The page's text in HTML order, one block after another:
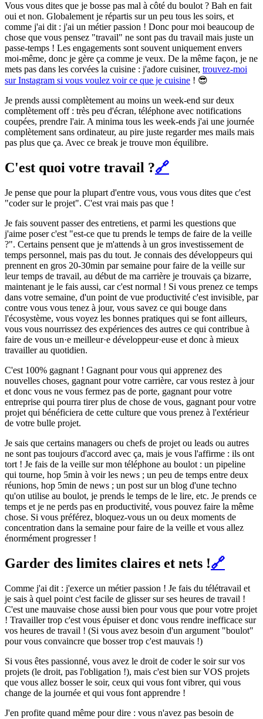
Vous vous dites que je bosse pas mal à côté du boulot ? Bah en fait
oui et non. Globalement je répartis sur un peu tous les soirs, et
comme j'ai dit : j'ai un métier passion ! Donc pour moi beaucoup de
chose que vous pensez "travail" ne sont pas du travail mais juste un
passe-temps ! Les engagements sont souvent uniquement envers
moi-même, donc je gère ça comme je veux. De la même façon, je ne
mets pas dans les corvées la cuisine : j'adore cuisiner, trouvez-moi
sur Instagram si vous voulez voir ce que je cuisine ! 😎
Je prends aussi complètement au moins un week-end sur deux
complètement off : très peu d'écran, téléphone avec notifications
coupées, prendre l'air. A minima tous les week-ends j'ai une journée
complètement sans ordinateur, au pire juste regarder mes mails mais
pas plus que ça. Avec ce break je trouve mon équilibre.
C'est quoi votre travail ?🔗
Je pense que pour la plupart d'entre vous, vous vous dites que c'est
"coder sur le projet". C'est vrai mais pas que !
Je fais souvent passer des entretiens, et parmi les questions que
j'aime poser c'est "est-ce que tu prends le temps de faire de la veille
?". Certains pensent que je m'attends à un gros investissement de
temps personnel, mais pas du tout. Je connais des développeurs qui
prennent en gros 20-30min par semaine pour faire de la veille sur
leur temps de travail, au début de ma carrière je trouvais ça bizarre,
maintenant je le fais aussi, car c'est normal ! Si vous prenez ce temps
dans votre semaine, d'un point de vue productivité c'est invisible, par
contre vous vous tenez à jour, vous savez ce qui bouge dans
l'écosystème, vous voyez les bonnes pratiques qui se font ailleurs,
vous vous nourrissez des expériences des autres ce qui contribue à
faire de vous un·e meilleur·e développeur·euse et donc à mieux
travailler au quotidien.
C'est 100% gagnant ! Gagnant pour vous qui apprenez des
nouvelles choses, gagnant pour votre carrière, car vous restez à jour
et donc vous ne vous fermez pas de porte, gagnant pour votre
entreprise qui pourra tirer plus de chose de vous, gagnant pour votre
projet qui bénéficiera de cette culture que vous prenez à l'extérieur
de votre bulle projet.
Je sais que certains managers ou chefs de projet ou leads ou autres
ne sont pas toujours d'accord avec ça, mais je vous l'affirme : ils ont
tort ! Je fais de la veille sur mon téléphone au boulot : un pipeline
qui tourne, hop 5min à voir les news ; un peu de temps entre deux
réunions, hop 5min de news ; un post sur un blog d'une techno
qu'on utilise au boulot, je prends le temps de le lire, etc. Je prends ce
temps et je ne perds pas en productivité, vous pouvez faire la même
chose. Si vous préférez, bloquez-vous un ou deux moments de
concentration dans la semaine pour faire de la veille et vous allez
énormément progresser !
Garder des limites claires et nets !🔗
Comme j'ai dit : j'exerce un métier passion ! Je fais du télétravail et
je sais à quel point c'est facile de glisser sur ses heures de travail !
C'est une mauvaise chose aussi bien pour vous que pour votre projet
! Travailler trop c'est vous épuiser et donc vous rendre inefficace sur
vos heures de travail ! (Si vous avez besoin d'un argument "boulot"
pour vous convaincre que bosser trop c'est mauvais !)
Si vous êtes passionné, vous avez le droit de coder le soir sur vos
projets (le droit, pas l'obligation !), mais c'est bien sur VOS projets
que vous allez bosser le soir, ceux qui vous font vibrer, qui vous
change de la journée et qui vous font apprendre !
J'en profite quand même pour dire : vous n'avez pas besoin de